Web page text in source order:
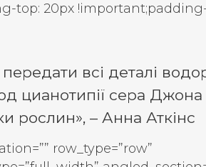
top: 20px
всі деталі
цианотипії сера
рослин», – Анна Аткінс
row_type=”row”